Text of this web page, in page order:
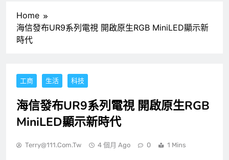
Home
海信發布UR9系列電視 開啟原生RGB MiniLED顯示新
時代
工商 生活 科技
海信發布UR9系列電視 開啟原生RGB
MiniLED顯示新時代
Terry@111.com.tw 4 個月 Ago 0 1 Mins